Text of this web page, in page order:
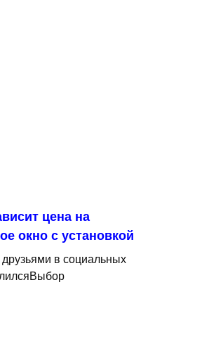
цена на
окно с установкой
в социальных